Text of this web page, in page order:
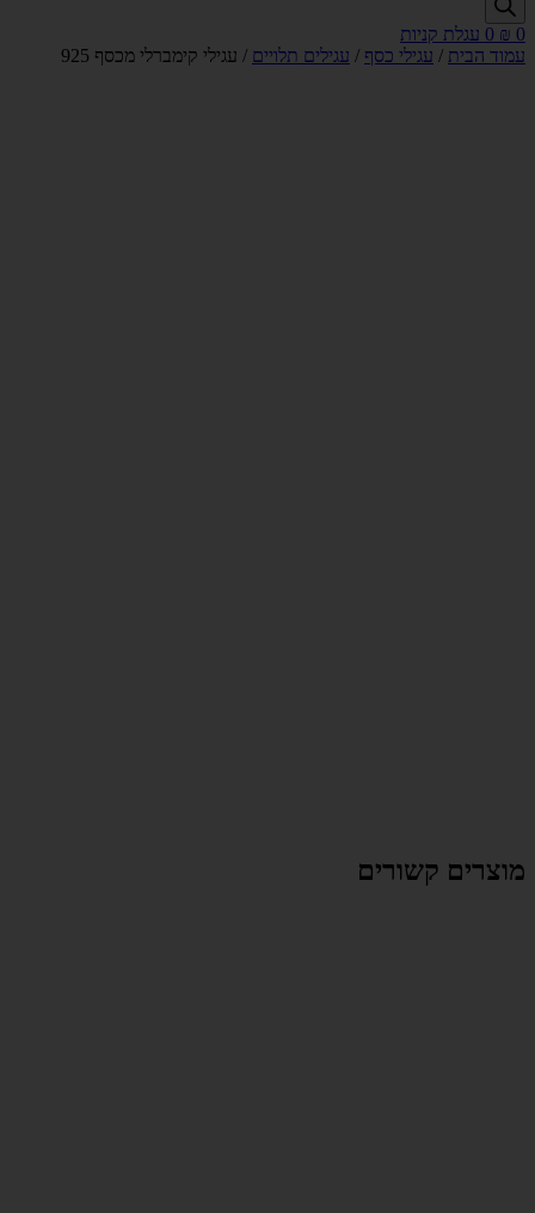
₪ 0
0 עגלת קניות
עמוד הבית / עגילי כסף / עגילים תלויים / עגילי קימברלי מכסף 925
מוצרים קשורים